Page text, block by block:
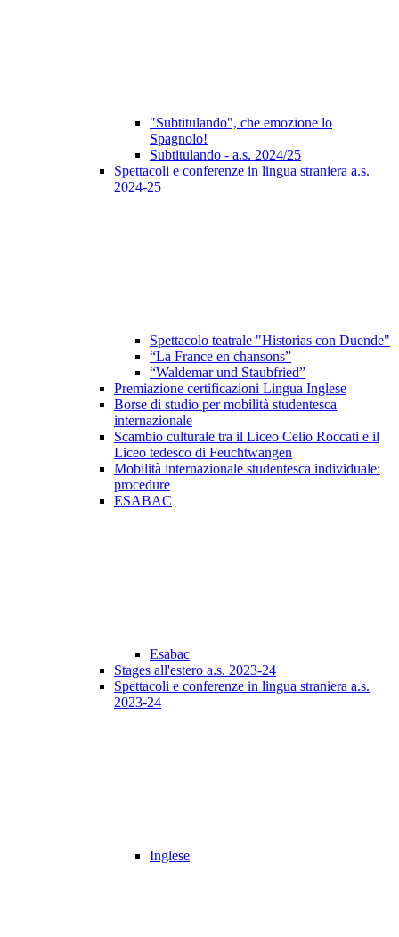
"Subtitulando", che emozione lo
Spagnolo!
Subtitulando - a.s. 2024/25
Spettacoli e conferenze in lingua straniera a.s.
2024-25
Spettacolo teatrale "Historias con Duende"
“La France en chansons”
“Waldemar und Staubfried”
Premiazione certificazioni Lingua Inglese
Borse di studio per mobilità studentesca
internazionale
Scambio culturale tra il Liceo Celio Roccati e il
Liceo tedesco di Feuchtwangen
Mobilità internazionale studentesca individuale:
procedure
ESABAC
Esabac
Stages all'estero a.s. 2023-24
Spettacoli e conferenze in lingua straniera a.s.
2023-24
Inglese